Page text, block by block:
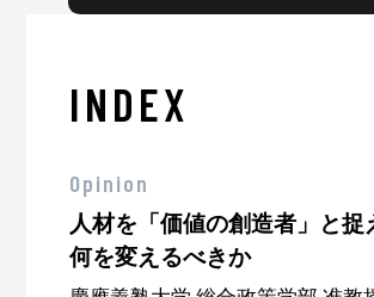
INDEX
Opinion
人材を「価値の創造者」と捉
何を変えるべきか